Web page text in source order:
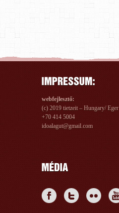
webfejlesztő:
(c) 2019 tietzeit – Hungary/ Eger
+70 414 5004
idoalagut@gmail.com